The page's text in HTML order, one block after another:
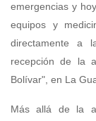
emergencias y
equipos y
directamente a
recepción de la
Bolívar", en La
Más allá de la